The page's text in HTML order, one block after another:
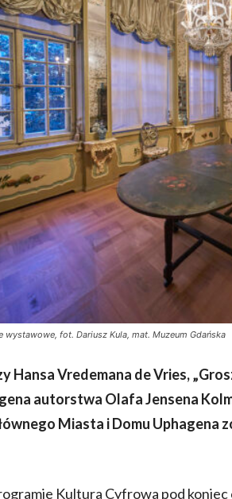
wystawowe, fot. Dariusz Kula, mat. Muzeum Gdańska
Hansa Vredemana de Vries,
autorstwa Olafa Jensena
Miasta i Domu Uphagena
Kultura Cyfrowa pod